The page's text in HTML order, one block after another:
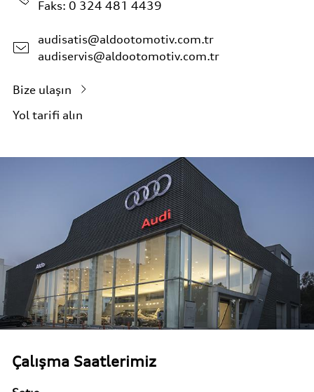
Faks: 0 324 481 4439
audisatis@aldootomotiv.com.tr
audiservis@aldootomotiv.com.tr
Bize ulaşın
Yol tarifi alın
Çalışma Saatlerimiz